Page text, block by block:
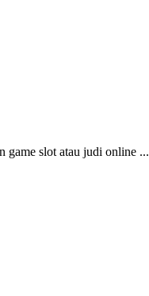
game slot atau judi online ...